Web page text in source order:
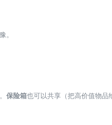
。
保险箱也可以共享（把高价值物品